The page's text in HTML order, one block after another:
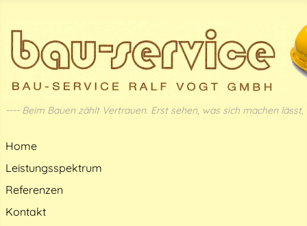
---- Beim Bauen zählt Vertrauen. Erst sehen, was sich machen
Home
Leistungsspektrum
Referenzen
Kontakt